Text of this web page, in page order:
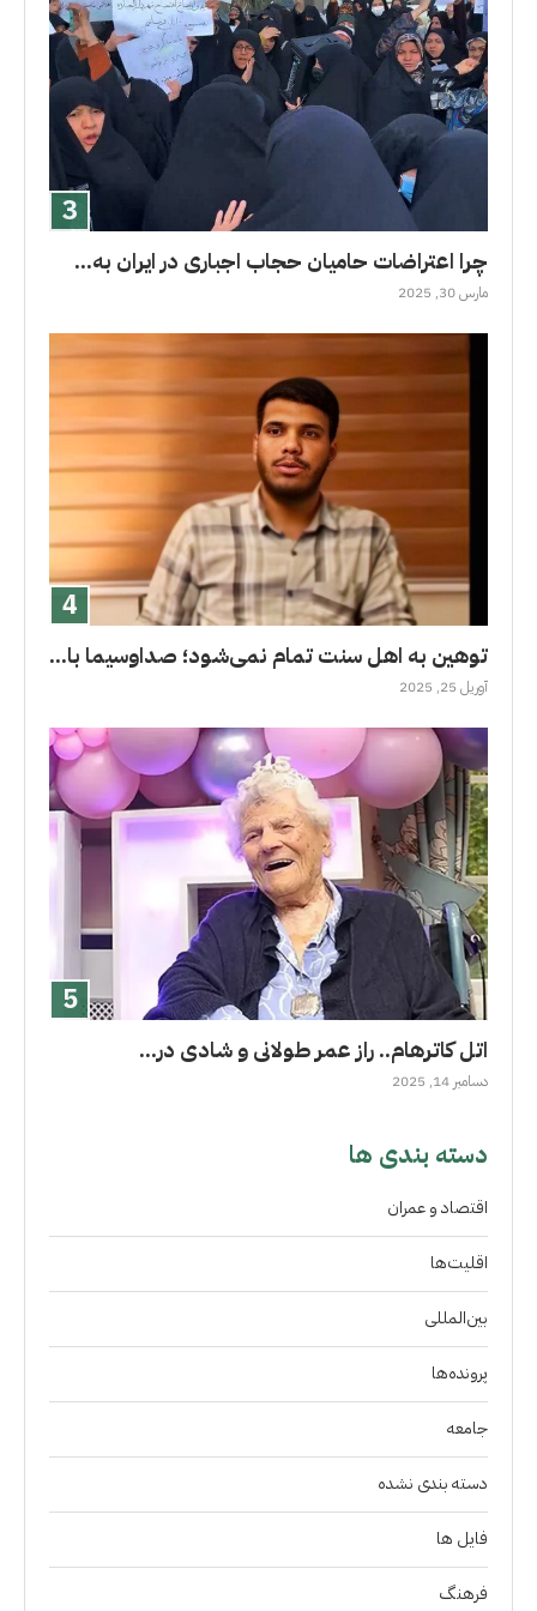
چرا اعتراضات حامیان حجاب اجباری در ایران به...
مارس 30, 2025
توهین به اهل سنت تمام نمی‌شود؛ صداوسیما با...
آوریل 25, 2025
اتل کاترهام.. راز عمر طولانى و شادی در...
دسامبر 14, 2025
دسته بندی ها
اقتصاد و عمران
اقلیت‌ها
بین‌المللی
پرونده‌ها
جامعه
دسته بندی نشده
فايل ها
فرهنگ